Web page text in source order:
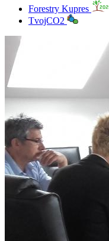
Forestry Kupres
TvojCO2